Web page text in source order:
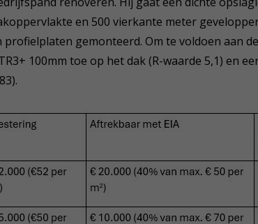
en 500 vierkante meter
gemonteerd. Om te voldoen aan
100mm toe op het dak (R-waarde 5,1) en